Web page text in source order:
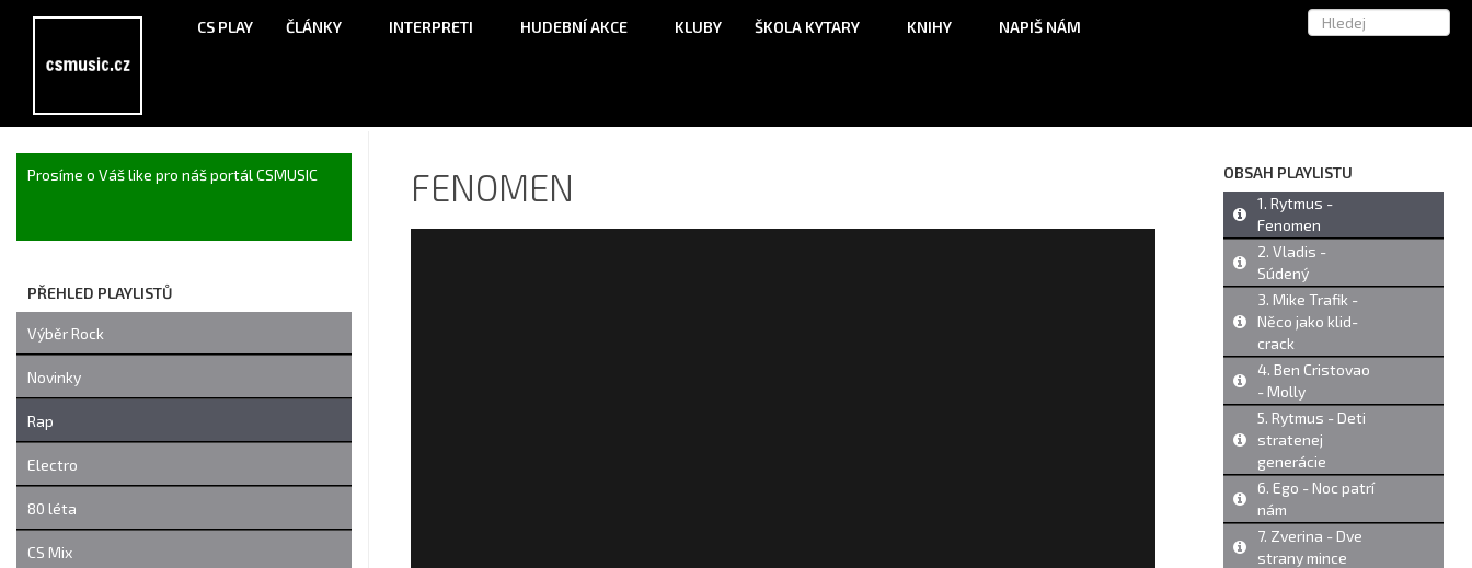
CS PLAY ČLÁNKY INTERPRETI HUDEBNÍ AKCE KLUBY ŠKOLA KYTARY KNIHY NAPIŠ NÁM
FENOMEN
OBSAH PLAYLISTU
1. Rytmus -
Fenomen
2. Vladis -
Súdený
3. Mike Trafik -
Něco jako klid-
crack
4. Ben Cristovao
- Molly
5. Rytmus - Deti
stratenej
generácie
6. Ego - Noc patrí
nám
7. Zverina - Dve
strany mince
Prosíme o Váš like pro náš portál CSMUSIC
PŘEHLED PLAYLISTŮ
Výběr Rock
Novinky
Rap
Electro
80 léta
CS Mix